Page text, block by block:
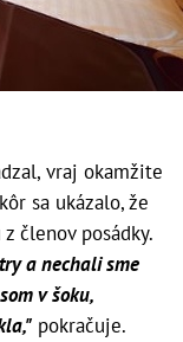
vraj okamžite
sa ukázalo, že
členov posádky.
a nechali sme
v šoku,
pokračuje.